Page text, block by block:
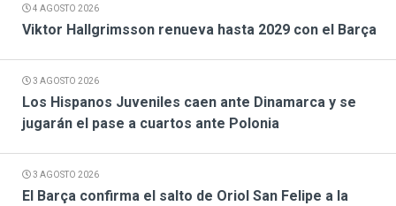
4 AGOSTO 2026
Viktor Hallgrimsson renueva hasta 2029 con el Barça
3 AGOSTO 2026
Los Hispanos Juveniles caen ante Dinamarca y se
jugarán el pase a cuartos ante Polonia
3 AGOSTO 2026
El Barça confirma el salto de Oriol San Felipe a la